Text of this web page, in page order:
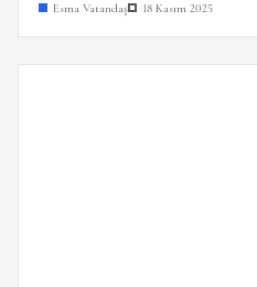
Esma Vatandaş 18 Kasım 2025